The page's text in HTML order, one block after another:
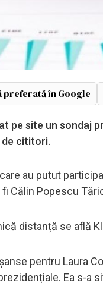
preferată în Google
pe site un sondaj
cititori.
au putut
Călin Popescu
distanță se află
pentru Laura
Ea s-a